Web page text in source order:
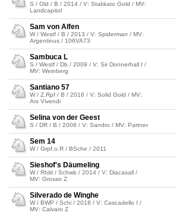
S / Old / B / 2014 / V: Stakkato Gold / MV:
Landcapitol
Sam von Alfen
W / Westf / B / 2013 / V: Spiderman / MV:
Argentinus / 106VA73
Sambuca L
S / Westf / Db / 2009 / V: Sir Donnerhall I /
MV: Weinberg
Santiano 57
W / Z.Rpf / B / 2016 / V: Solid Gold / MV:
Ars Vivendi
Selina von der Geest
S / DR / B / 2008 / V: Sandro / MV: Partner
Sem 14
W / Grpf.o.R / BSche / 2011
Sieshof's Däumeling
W / Rhld / Schwb / 2014 / V: Diacasall /
MV: Grosso Z
Silverado de Winghe
W / BWP / Schi / 2018 / V: Cascadello I /
MV: Calvaro Z